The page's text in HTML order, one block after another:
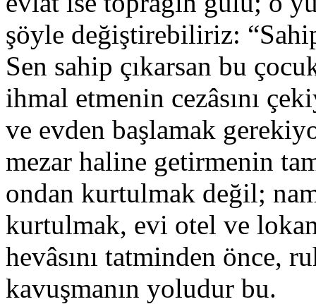
şöyle değiştirebiliriz:
Sen sahip çıkarsan bu
ihmal etmenin cezâsını
ve evden başlamak
mezar haline getirmenin
ondan kurtulmak değil;
kurtulmak, evi otel ve
hevâsını tatminden önce,
kavuşmanın yoludur bu.